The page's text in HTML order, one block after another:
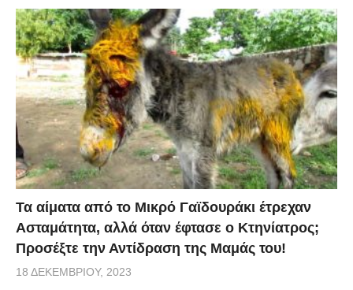
Τα αίματα από το Μικρό Γαϊδουράκι έτρεχαν
Ασταμάτητα, αλλά όταν έφτασε ο Κτηνίατρος;
Προσέξτε την Αντίδραση της Μαμάς του!
18 ΔΕΚΕΜΒΡΊΟΥ, 2023